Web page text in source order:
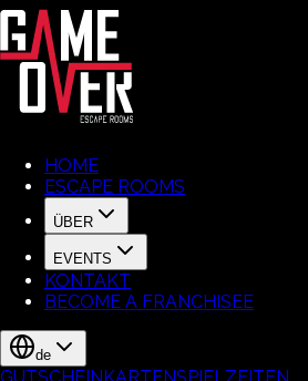
HOME
ESCAPE ROOMS
ÜBER
EVENTS
KONTAKT
BECOME A FRANCHISEE
de